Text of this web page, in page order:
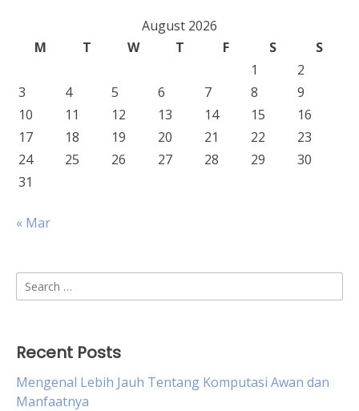
August 2026
M
T W T F S
S
1
2
3
4 5 6 7 8
9
10
11 12 13 14 15
16
17
18 19 20 21 22
23
24
25 26 27 28 29
30
31
« Mar
Search
for:
Recent Posts
Mengenal Lebih Jauh Tentang Komputasi Awan dan
Manfaatnya